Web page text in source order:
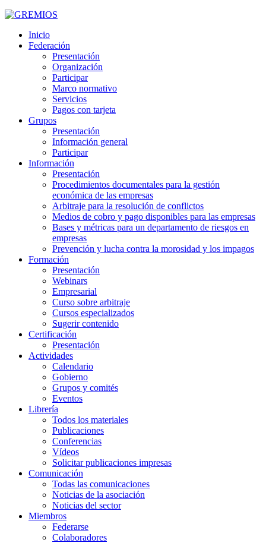
Inicio
Federación
Presentación
Organización
Participar
Marco normativo
Servicios
Pagos con tarjeta
Grupos
Presentación
Información general
Participar
Información
Presentación
Procedimientos documentales para la gestión
económica de las empresas
Arbitraje para la resolución de conflictos
Medios de cobro y pago disponibles para las empresas
Bases y métricas para un departamento de riesgos en
empresas
Prevención y lucha contra la morosidad y los impagos
Formación
Presentación
Webinars
Empresarial
Curso sobre arbitraje
Cursos especializados
Sugerir contenido
Certificación
Presentación
Actividades
Calendario
Gobierno
Grupos y comités
Eventos
Librería
Todos los materiales
Publicaciones
Conferencias
Vídeos
Solicitar publicaciones impresas
Comunicación
Todas las comunicaciones
Noticias de la asociación
Noticias del sector
Miembros
Federarse
Colaboradores